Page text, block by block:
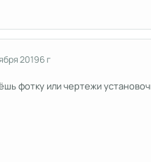
20196 г
фотку или чертежи